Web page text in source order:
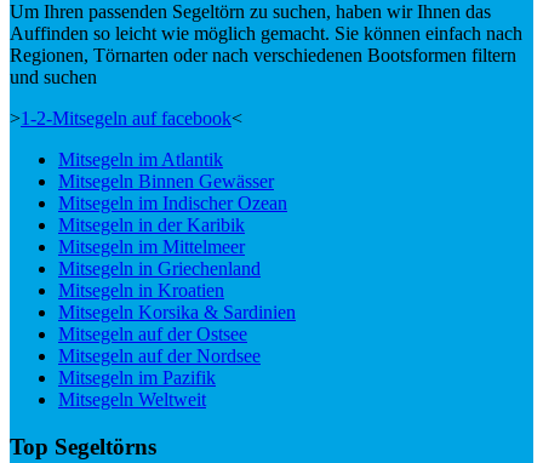
Um Ihren passenden Segeltörn zu suchen, haben wir Ihnen das
Auffinden so leicht wie möglich gemacht. Sie können einfach nach
Regionen, Törnarten oder nach verschiedenen Bootsformen filtern
und suchen
>1-2-Mitsegeln auf facebook<
Mitsegeln im Atlantik
Mitsegeln Binnen Gewässer
Mitsegeln im Indischer Ozean
Mitsegeln in der Karibik
Mitsegeln im Mittelmeer
Mitsegeln in Griechenland
Mitsegeln in Kroatien
Mitsegeln Korsika & Sardinien
Mitsegeln auf der Ostsee
Mitsegeln auf der Nordsee
Mitsegeln im Pazifik
Mitsegeln Weltweit
Top Segeltörns